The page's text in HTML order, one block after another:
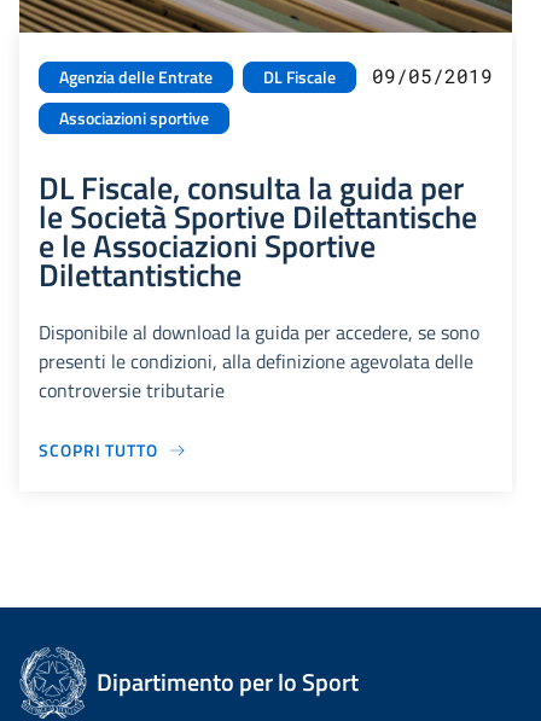
Agenzia delle Entrate
DL Fiscale
Associazioni sportive
09/05/2019
DL Fiscale, consulta la guida per
le Società Sportive Dilettantische
e le Associazioni Sportive
Dilettantistiche
Disponibile al download la guida per accedere, se sono
presenti le condizioni, alla definizione agevolata delle
controversie tributarie
SCOPRI TUTTO
Dipartimento per lo Sport